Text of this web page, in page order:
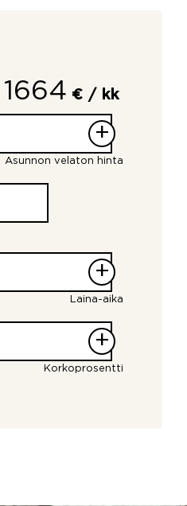
1664 € / kk
+
Asunnon velaton hinta
+
Laina-aika
+
Korkoprosentti